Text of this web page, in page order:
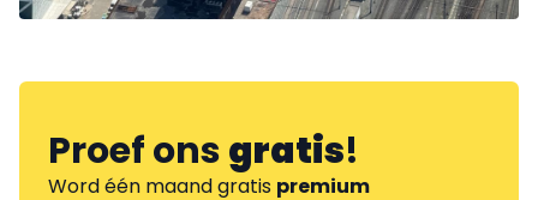
Proef onsgratis!
Word één maand gratis premium